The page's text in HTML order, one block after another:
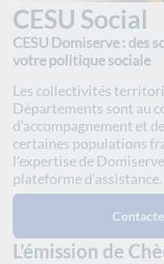
CESU Social
CESU Domiserve : des
votre politique sociale
Les collectivités
Départements sont au
d’accompagnement et
certaines populations
l’expertise de
plateforme d’assistance.
L’émission de